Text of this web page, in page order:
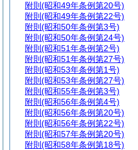
附則 (昭和49年条例第20号)
附則 (昭和49年条例第22号)
附則 (昭和50年条例第3号)
附則 (昭和50年条例第24号)
附則 (昭和51年条例第2号)
附則 (昭和51年条例第27号)
附則 (昭和53年条例第1号)
附則 (昭和53年条例第27号)
附則 (昭和55年条例第3号)
附則 (昭和56年条例第4号)
附則 (昭和56年条例第20号)
附則 (昭和56年条例第22号)
附則 (昭和57年条例第20号)
附則 (昭和58年条例第18号)